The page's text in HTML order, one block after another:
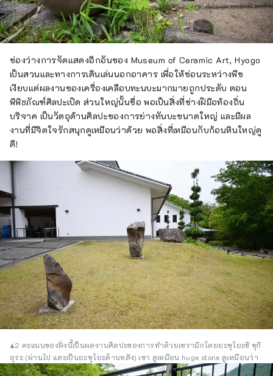
ช่องว่างการจัดแสดงอีกอันของ Museum of Ceramic Art, Hyogo
เป็นสวนและทางการเดินเล่นนอกอาคาร เพื่อให้ซ่อนระหว่างพืช
เงียบแต่ผลงานของเครื่องเคลือบทะนบะมากมายถูกประดับ ตอน
พิพิธภัณฑ์ศิลปะเปิด ส่วนใหญ่นั้นชื่อ พอเป็นสิ่งที่ช่างฝีมือท้องถิ่น
บริจาค เป็นวัตถุด้านศิลปะของการย่างทันบะขนาดใหญ่ และมีผล
งานที่มีจิตใจรักสนุกดูเหมือนว่าด้วย พอสิ่งที่เหมือนกับก้อนหินใหญ่ดู
ดี!
▲2 คะแนนของฝั่งนี้เป็นผลงานศิลปะของการทำด้วยเซรามิกโดยยะซุโยะชิ ซุกิ
อุระ (ผ่านไป และเป็นยะซุโยะด้านหลัง) เขา ดูเหมือน huge stone ดูเหมือนว่า